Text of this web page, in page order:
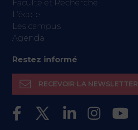
Faculté et Recherche
L’école
Les campus
Agenda
Restez informé
RECEVOIR LA NEWSLETTER